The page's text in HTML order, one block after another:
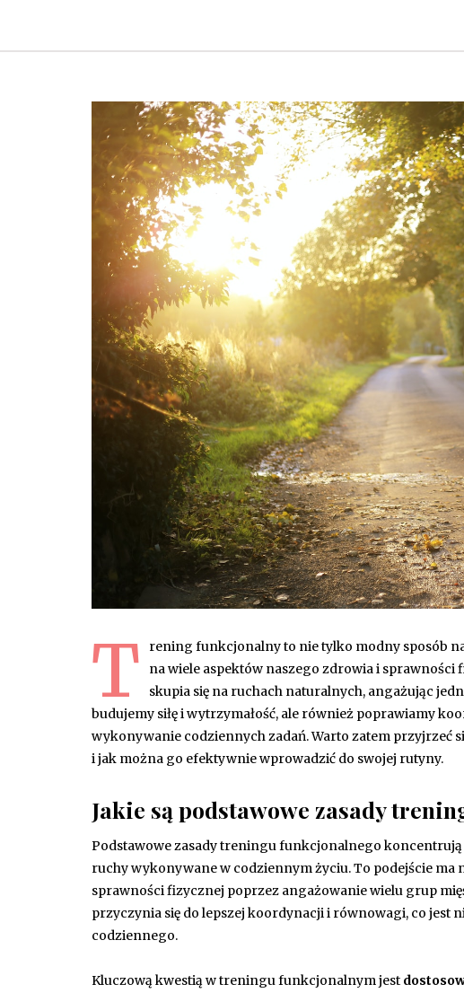
T
rening funkcjonalny to nie tylko modny sposób
na wiele aspektów naszego zdrowia i
skupia się na ruchach naturalnych, angażując
budujemy siłę i wytrzymałość, ale również poprawiamy
wykonywanie codziennych zadań. Warto zatem przyjrzeć
i jak można go efektywnie wprowadzić do swojej rutyny.
Jakie są podstawowe zasady
Podstawowe zasady treningu funkcjonalnego
ruchy wykonywane w codziennym życiu. To podejście ma
sprawności fizycznej poprzez angażowanie wielu grup
przyczynia się do lepszej koordynacji i równowagi, co jest
codziennego.
Kluczową kwestią w treningu funkcjonalnym jest